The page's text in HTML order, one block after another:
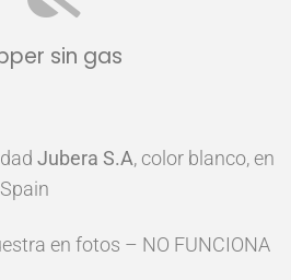
sin gas
Jubera S.A, color blanco, en
en fotos – NO FUNCIONA